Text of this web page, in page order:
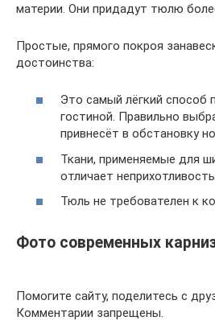
материи. Они придадут тюлю
Простые, прямого покроя
достоинства:
Это самый лёгкий способ
гостиной. Правильно
привнесёт в обстановку
Ткани, применяемые для
отличает
Тюль не требователен к
Фото современных
Помогите сайту, поделитесь с
Комментарии запрещены.